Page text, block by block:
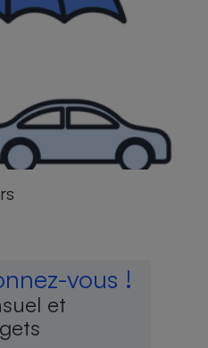
vous !
et